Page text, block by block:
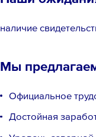
наличие
Мы
Официальное
Достойная